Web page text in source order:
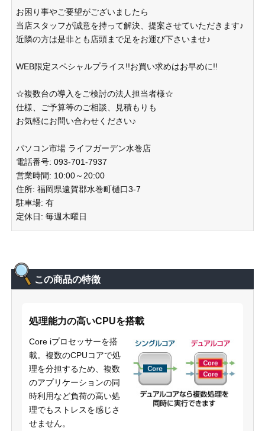
お困り事やご要望がございましたら
当店スタッフが誠意を持って解決、提案させていただきます♪
近隣の方は是非とも店頭まで足をお運び下さいませ♪
WEB限定スペシャルプライス!!お買い求めはお早めに!!
☆複数台の導入をご検討の法人担当者様☆
仕様、ご予算等のご相談、見積もりも
お気軽にお問い合わせください♪
パソコン市場 ライフガーデン水巻店
電話番号: 093-701-7937
営業時間: 10:00～20:00
住所: 福岡県遠賀郡水巻町樋口3-7
駐車場: 有
定休日: 毎週木曜日
この商品の特徴
処理能力の高いCPUを搭載
Core iプロセッサーを搭
載。複数のCPUコアで処
理を分担するため、複数
のアプリケーションの同
時利用など負荷の高い処
理でもストレスを感じさ
せません。